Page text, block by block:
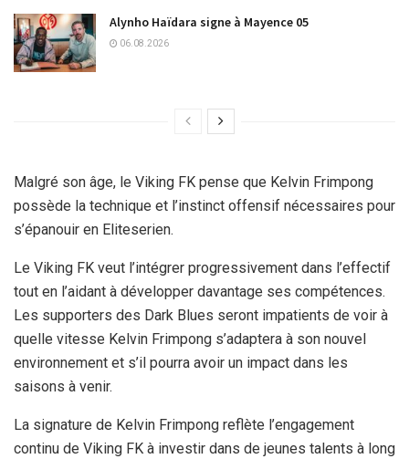
Alynho Haïdara signe à Mayence 05
06.08.2026
Malgré son âge, le Viking FK pense que Kelvin Frimpong
possède la technique et l’instinct offensif nécessaires pour
s’épanouir en Eliteserien.
Le Viking FK veut l’intégrer progressivement dans l’effectif
tout en l’aidant à développer davantage ses compétences.
Les supporters des Dark Blues seront impatients de voir à
quelle vitesse Kelvin Frimpong s’adaptera à son nouvel
environnement et s’il pourra avoir un impact dans les
saisons à venir.
La signature de Kelvin Frimpong reflète l’engagement
continu de Viking FK à investir dans de jeunes talents à long